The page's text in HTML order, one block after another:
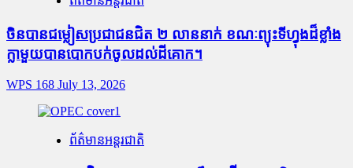
ចិនបានជម្លៀសប្រជាជនជិត ២ លាននាក់ ខណៈព្យុះទីហ្វុងដ៏ខ្លាំង
ក្លាមួយបានបោកបក់ចូលដល់ដីគោក។
WPS 168 July 13, 2026
ព័ត៌មានអន្តរជាតិ